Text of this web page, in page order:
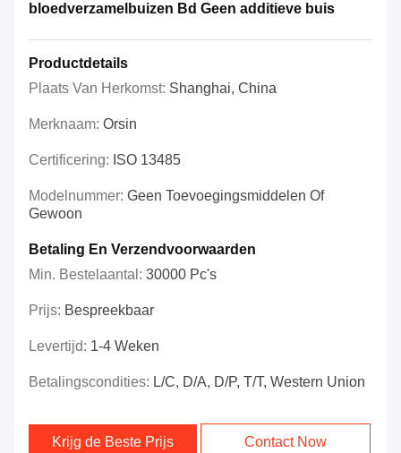
bloedverzamelbuizen Bd Geen additieve buis
Productdetails
Plaats Van Herkomst: Shanghai, China
Merknaam: Orsin
Certificering: ISO 13485
Modelnummer: Geen Toevoegingsmiddelen Of
Gewoon
Betaling En Verzendvoorwaarden
Min. Bestelaantal: 30000 Pc's
Prijs: Bespreekbaar
Levertijd: 1-4 Weken
Betalingscondities: L/C, D/A, D/P, T/T, Western Union
Krijg de Beste Prijs Contact Now